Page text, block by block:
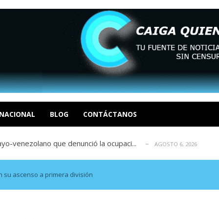
BLOG CONTÁCTANOS
migrantes es «insostenible» AGOSTO 6, 2026
busca competir con OpenAI y Anthro... AGOSTO 6, 2026
un dron ruso que le perseguía: «Fu...
venezolano que denunció la ocupaci...
en la decisión de su proceso judicia... AGOSTO 6, 2026
migrantes es «insostenible» AGOSTO 6, 2026
busca competir con OpenAI y Anthro...
un dron ruso que le perseguía: «Fu... AGOSTO 6, 2026
su ascenso a primera división